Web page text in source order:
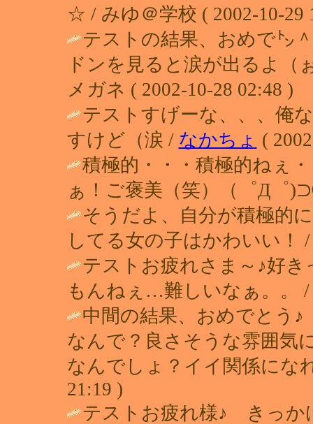
☆ / みゆ＠学校 ( 2002-10-29
テストの結果、おめで㌧
ドンを見ると涙が出るよ（
メガネ ( 2002-10-28 02:48 )
テストすげーな、、、俺
すけど（涙 / なかちょ (
積極的・・・積極的ねぇ
ぁ！ご褒美（笑）（゜Д゜
そうだよ、自分が積極的
してる女の子はかわいい！
テストお疲れさま～♪好
もんねぇ…難しいなぁ。。
中間の結果、おめでとう
なんで？良さそうな雰囲気
なんでしょ？イイ関係にな
21:19 )
テストお疲れ様♪ きっか